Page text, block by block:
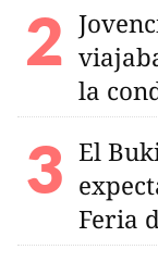
la
El
Feria